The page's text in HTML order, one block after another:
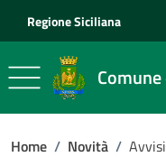
Regione Siciliana
Home / Novità / Avvisi